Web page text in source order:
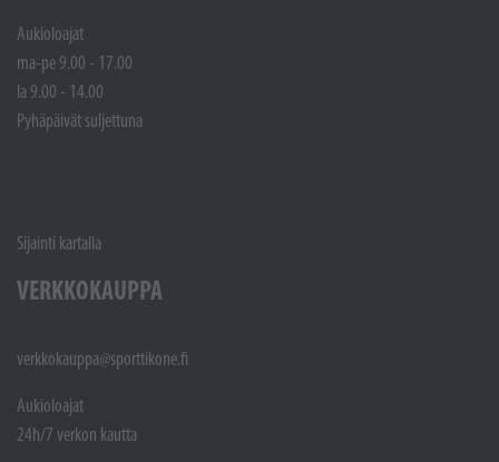
Aukioloajat
ma-pe 9.00 - 17.00
la 9.00 - 14.00
Pyhäpäivät suljettuna
Sijainti kartalla
VERKKOKAUPPA
verkkokauppa@sporttikone.fi
Aukioloajat
24h/7 verkon kautta